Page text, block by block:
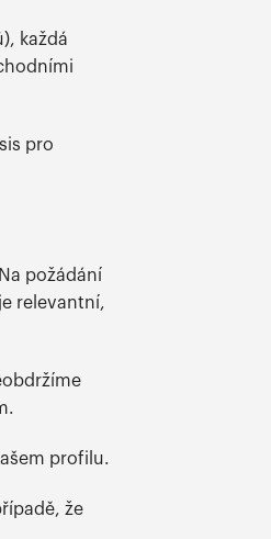
každá
pro
požádání
relevantní,
profilu.
že